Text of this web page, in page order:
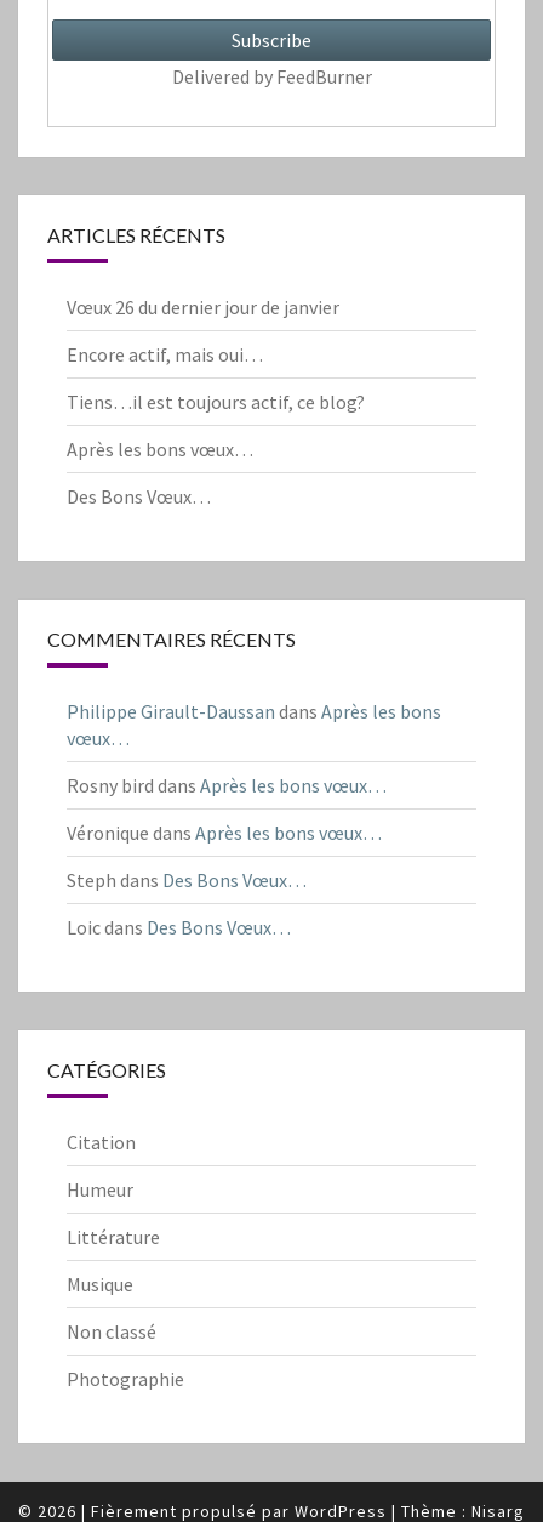
Delivered by FeedBurner
ARTICLES RÉCENTS
Vœux 26 du dernier jour de janvier
Encore actif, mais oui…
Tiens…il est toujours actif, ce blog?
Après les bons vœux…
Des Bons Vœux…
COMMENTAIRES RÉCENTS
Philippe Girault-Daussan dans Après les bons
vœux…
Rosny bird dans Après les bons vœux…
Véronique dans Après les bons vœux…
Steph dans Des Bons Vœux…
Loicdans Des Bons Vœux…
CATÉGORIES
Citation
Humeur
Littérature
Musique
Non classé
Photographie
© 2026 | Fièrement propulsé par WordPress | Thème : Nisarg